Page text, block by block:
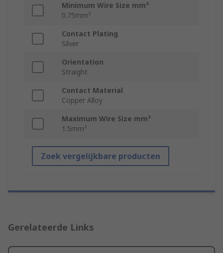
Minimum Wire Size mm²
0.75mm²
Contact Plating
Silver
Orientation
Straight
Contact Material
Copper Alloy
Maximum Wire Size mm²
1.5mm²
Zoek vergelijkbare producten
Gerelateerde Links